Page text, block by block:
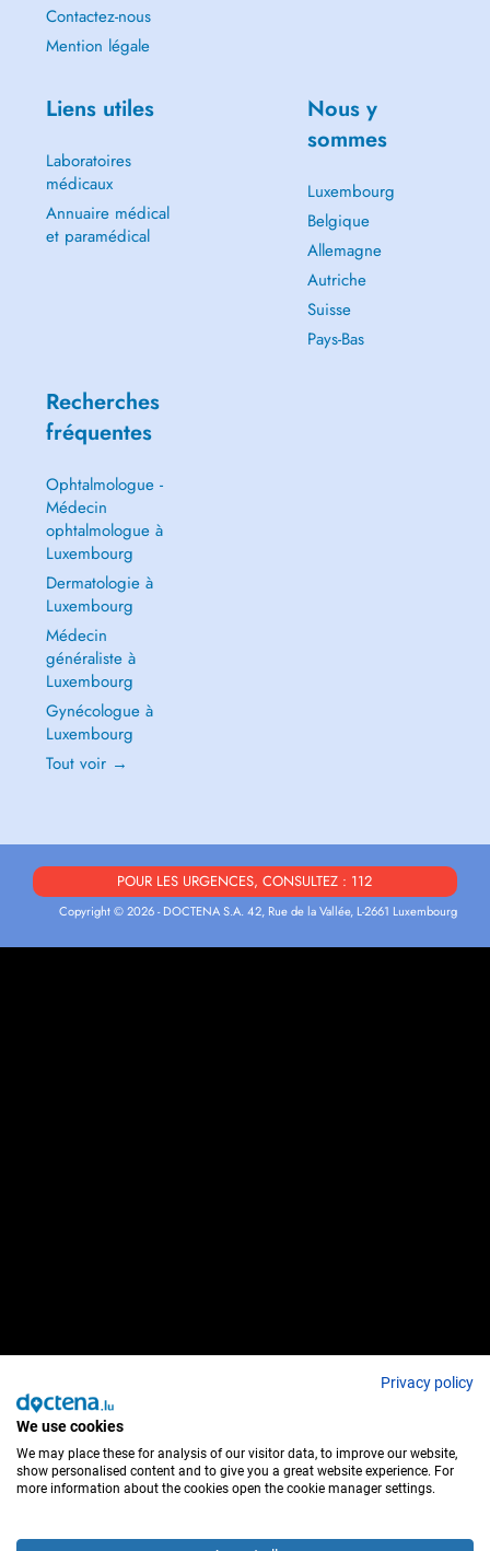
Contactez-nous
Mention légale
Liens utiles
Laboratoires
médicaux
Annuaire médical
et paramédical
Nous y
sommes
Luxembourg
Belgique
Allemagne
Autriche
Suisse
Pays-Bas
Recherches
fréquentes
Ophtalmologue -
Médecin
ophtalmologue à
Luxembourg
Dermatologie à
Luxembourg
Médecin
généraliste à
Luxembourg
Gynécologue à
Luxembourg
Tout voir →
POUR LES URGENCES, CONSULTEZ : 112
Copyright © 2026 - DOCTENA S.A. 42, Rue de la Vallée, L-2661 Luxembourg
Privacy policy
We use cookies
We may place these for analysis of our visitor data, to improve our website,
show personalised content and to give you a great website experience. For
more information about the cookies open the cookie manager settings.